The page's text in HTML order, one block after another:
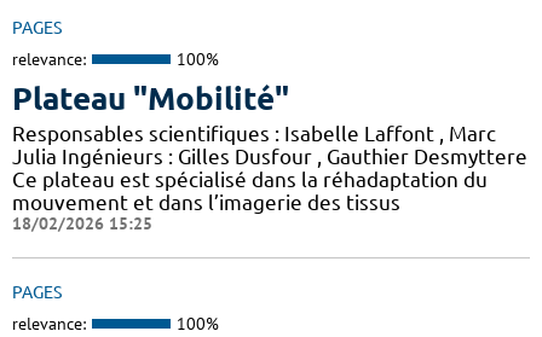
PAGES
relevance: 100%
Plateau "Mobilité"
Responsables scientifiques : Isabelle Laffont , Marc
Julia Ingénieurs : Gilles Dusfour , Gauthier Desmyttere
Ce plateau est spécialisé dans la réhadaptation du
mouvement et dans l’imagerie des tissus
18/02/2026 15:25
PAGES
relevance: 100%